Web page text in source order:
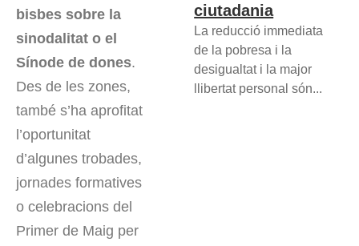
bisbes sobre la
sinodalitat o el
Sínode de dones.
Des de les zones,
també s’ha aprofitat
l’oportunitat
d’algunes trobades,
jornades formatives
o celebracions del
Primer de Maig per
ciutadania
La reducció immediata
de la pobresa i la
desigualtat i la major
llibertat personal són...